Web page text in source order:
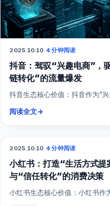
2025.10.10·4 分钟阅读
抖音：驾驭“兴趣电商”，
链转化”的流量爆发
抖音生态核心价值：抖音作为“
阅读全文→
小红书
2025.10.10·4 分钟阅读
小红书：打造“生活方式
与“信任转化”的消费决策
小红书生态核心价值：小红书作